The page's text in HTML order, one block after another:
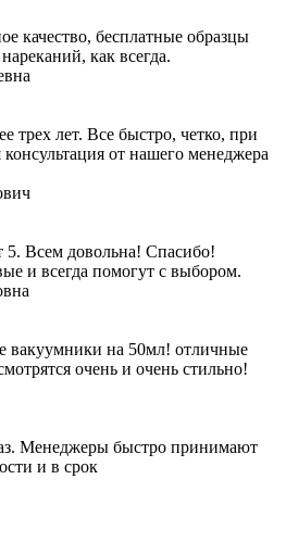
качество, бесплатные образцы
как всегда.
трех лет. Все быстро, четко, при
от нашего менеджера
5. Всем довольна! Спасибо!
и всегда помогут с выбором.
вакуумники на 50мл! отличные
очень и очень стильно!
Менеджеры быстро принимают
и в срок